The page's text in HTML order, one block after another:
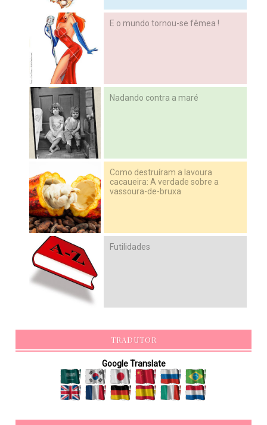
E o mundo tornou-se fêmea !
Nadando contra a maré
Como destruíram a lavoura
cacaueira: A verdade sobre a
vassoura-de-bruxa
Futilidades
TRADUTOR
Google Translate